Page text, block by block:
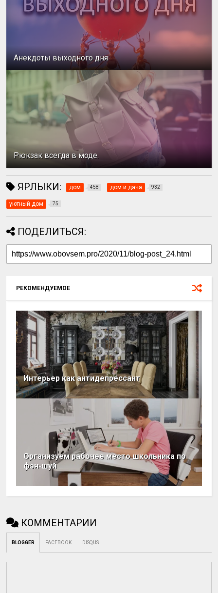
Анекдоты выходного дня
Рюкзак всегда в моде.
ЯРЛЫКИ: дом 458 дом и дача 932
уютный дом 75
ПОДЕЛИТЬСЯ:
РЕКОМЕНДУЕМОЕ
Интерьер как антидепрессант
Организуем рабочее место школьника по
фэн-шуй
КОММЕНТАРИИ
BLOGGER FACEBOOK DISQUS